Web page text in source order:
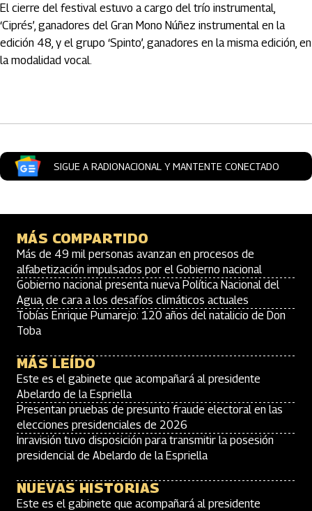
El cierre del festival estuvo a cargo del trío instrumental,
‘Ciprés’, ganadores del Gran Mono Núñez instrumental en la
edición 48, y el grupo ‘Spinto’, ganadores en la misma edición, en
la modalidad vocal.
SIGUE A RADIONACIONAL Y MANTENTE CONECTADO
MÁS COMPARTIDO
Más de 49 mil personas avanzan en procesos de
alfabetización impulsados por el Gobierno nacional
Gobierno nacional presenta nueva Política Nacional del
Agua, de cara a los desafíos climáticos actuales
Tobías Enrique Pumarejo: 120 años del natalicio de Don
Toba
MÁS LEÍDO
Este es el gabinete que acompañará al presidente
Abelardo de la Espriella
Presentan pruebas de presunto fraude electoral en las
elecciones presidenciales de 2026
Inravisión tuvo disposición para transmitir la posesión
presidencial de Abelardo de la Espriella
NUEVAS HISTORIAS
Este es el gabinete que acompañará al presidente